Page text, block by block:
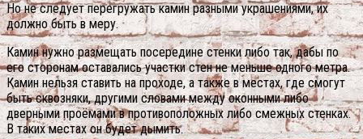
Но не следует перегружать камин разными украшениями, их
должно быть в меру.
Камин нужно размещать посередине стенки либо так, дабы по
его сторонам оставались участки стен не меньше одного метра.
Камин нельзя ставить на проходе, а также в местах, где смогут
быть сквозняки, другими словами между оконными либо
дверными проёмами в противоположных либо смежных стенках.
В таких местах он будет дымить.